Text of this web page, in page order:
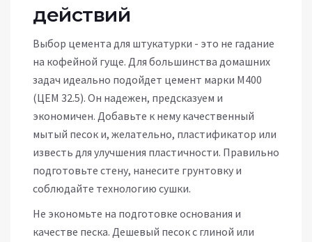
действий
Выбор цемента для штукатурки - это не гадание
на кофейной гуще. Для большинства домашних
задач идеально подойдет цемент марки М400
(ЦЕМ 32.5). Он надежен, предсказуем и
экономичен. Добавьте к нему качественный
мытый песок и, желательно, пластификатор или
известь для улучшения пластичности. Правильно
подготовьте стену, нанесите грунтовку и
соблюдайте технологию сушки.
Не экономьте на подготовке основания и
качестве песка. Дешевый песок с глиной или